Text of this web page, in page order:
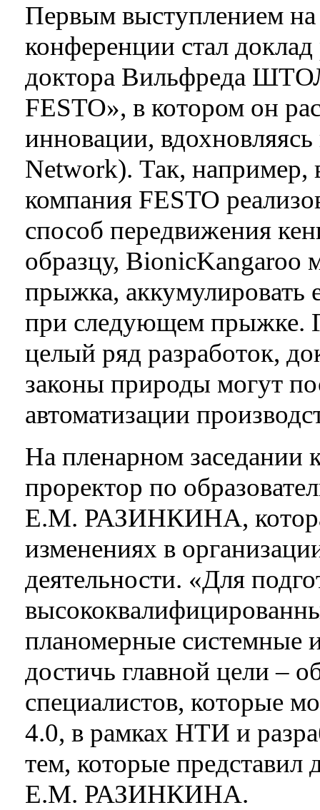
Первым выступлением на
конференции стал
доктора Вильфреда
FESTO», в котором он
инновации,
Network). Так, например,
компания FESTO
способ передвижения
образцу, BionicKangaroo
прыжка, аккумулировать
при следующем прыжке.
целый ряд разработок,
законы природы могут
автоматизации
На пленарном заседании
проректор по
Е.М. РАЗИНКИНА,
изменениях в
деятельности. «Для
планомерные системные
достичь главной цели –
специалистов, которые
4.0, в рамках НТИ и
тем, которые представил
Е.М. РАЗИНКИНА.